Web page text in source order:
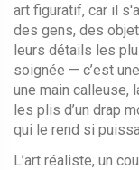
art figuratif, car il
des gens, des
leurs détails les
soignée — c’est
une main calleuse,
les plis d’un drap
qui le rend si
L’art réaliste, un